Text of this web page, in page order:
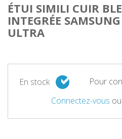
ÉTUI SIMILI CUIR
INTEGRÉE
ULTRA
En stock
Pour
Connectez-vous ou